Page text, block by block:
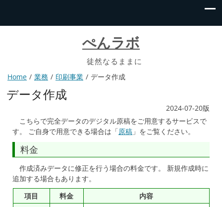
ぺんラボ
徒然なるままに
Home 業務 印刷事業 データ作成
データ作成
2024-07-20版
こちらで完全データのデジタル原稿をご用意するサービスで
す。 ご自身で用意できる場合は「原稿 」をご覧ください。
料金
作成済みデータに修正を行う場合の料金です。 新規作成時に
追加する場合もあります。
項目
料金 内容